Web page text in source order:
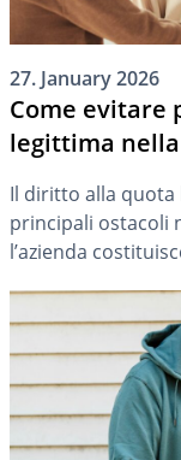
27. January 2026
Come evitare
legittima nella
Il diritto alla
principali ostacoli
l’azienda
possono
trasferimento
disponente.
entrata in vigore